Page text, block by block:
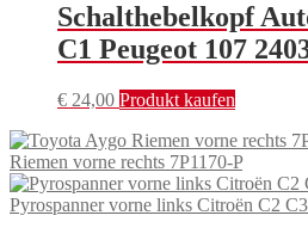
Schalthebelkopf
C1 Peugeot 107
€ 24,00 Produkt kaufen
Riemen vorne rechts 7P1170-P
Pyrospanner vorne links Citroën C2